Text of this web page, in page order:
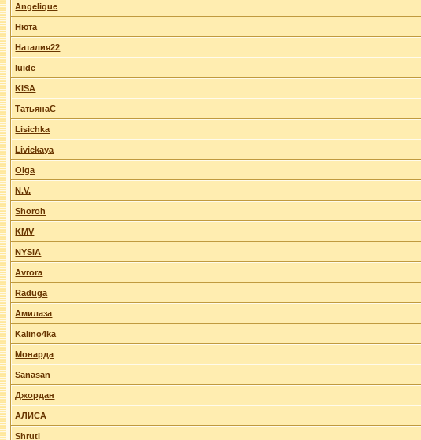
Angelique
Нюта
Наталия22
luide
KISA
ТатьянаС
Lisichka
Livickaya
Olga
N.V.
Shoroh
KMV
NYSIA
Avrora
Raduga
Амилаза
Kalino4ka
Монарда
Sanasan
Джордан
АЛИСА
Shruti